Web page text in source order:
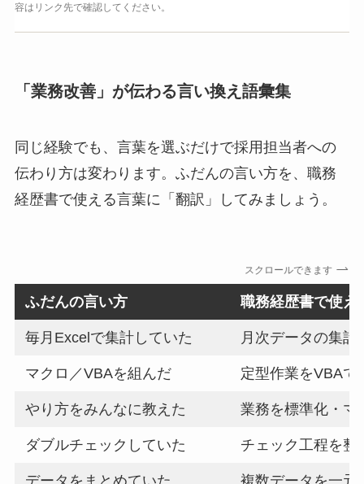
容はリンク先で確認してください。
「業務改善」が伝わる言い換え語彙集
同じ経験でも、言葉を選ぶだけで採用担当者への
伝わり方は変わります。ふだんの言い方を、職務
経歴書で使える言葉に「翻訳」してみましょう。
スクロールできます
ふだんの言い方 職務経歴書で使え
毎月Excelで集計していた 月次データの集
マクロ／VBAを組んだ 定型作業をVBAで
やり方をみんなに教えた 業務を標準化・マ
ダブルチェックしていた チェック工程を整